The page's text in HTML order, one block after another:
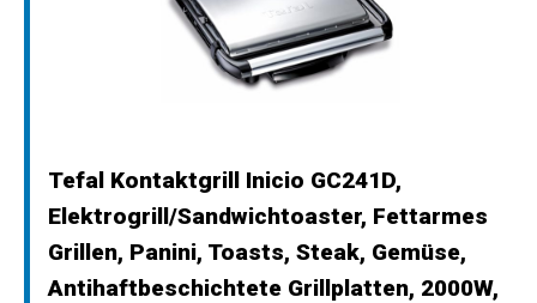
Tefal Kontaktgrill Inicio GC241D,
Elektrogrill/Sandwichtoaster, Fettarmes
Grillen, Panini, Toasts, Steak, Gemüse,
Antihaftbeschichtete Grillplatten, 2000W,